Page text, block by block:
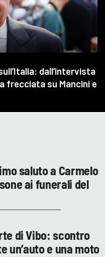
saluto a Carmelo
ai funerali del
di Vibo: scontro
un’auto e una moto